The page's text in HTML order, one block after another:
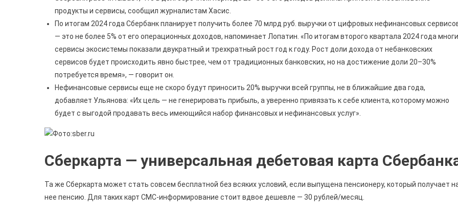
продукты и сервисы, сообщил журналистам Хасис.
По итогам 2024 года Сбербанк планирует получить более 70 млрд руб. выручки от цифровых нефинансовых
— это не более 5% от его операционных доходов, напоминает Лопатин. «По итогам второго квартала 2024 года
сервисы экосистемы показали двукратный и трехкратный рост год к году. Рост доли дохода от небанковских
сервисов будет происходить явно быстрее, чем от традиционных банковских, но на достижение доли 20–30%
потребуется время», — говорит он.
Нефинансовые сервисы еще не скоро будут приносить 20% выручки всей группы, не в ближайшие два года,
добавляет Ульянова: «Их цель — не генерировать прибыль, а уверенно привязать к себе клиента, которому можно
будет с выгодой продавать весь имеющийся набор финансовых и нефинансовых услуг».
Сберкарта — универсальная дебетовая карта
Та же Сберкарта может стать совсем бесплатной без всяких условий, если выпущена пенсионеру, который получает
нее пенсию. Для таких карт СМС-информирование стоит вдвое дешевле — 30 рублей/месяц.